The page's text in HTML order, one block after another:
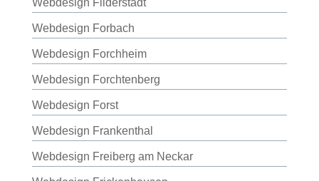
Webdesign Filderstadt
Webdesign Forbach
Webdesign Forchheim
Webdesign Forchtenberg
Webdesign Forst
Webdesign Frankenthal
Webdesign Freiberg am Neckar